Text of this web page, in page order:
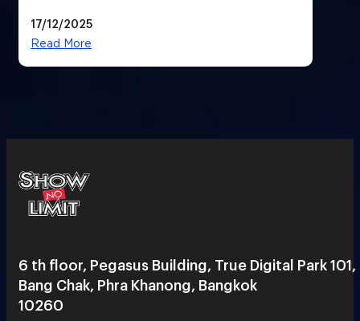
17/12/2025
Read More
6 th floor, Pegasus Building, True Digital Park 101,
Bang Chak, Phra Khanong, Bangkok
10260